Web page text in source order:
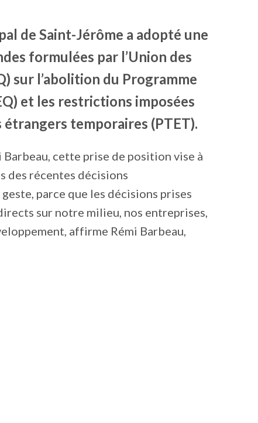
de Saint-Jérôme a adopté une
formulées par l’Union des
sur l’abolition du Programme
et les restrictions imposées
temporaires (PTET).
cette prise de position vise à
des récentes décisions
parce que les décisions prises
sur notre milieu, nos entreprises,
affirme Rémi Barbeau,